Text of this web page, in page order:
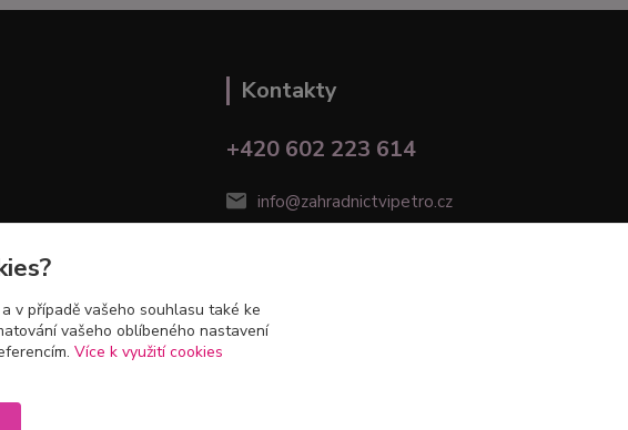
Kontakty
+420 602 223 614
info@zahradnictvipetro.cz
v případě vašeho souhlasu také ke
vašeho oblíbeného nastavení
Více k využití cookies